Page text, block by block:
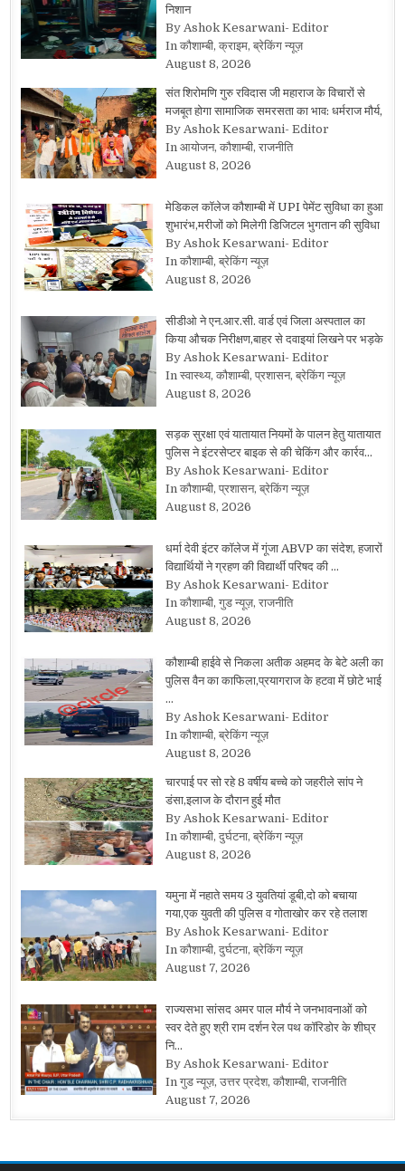
निशान
By Ashok Kesarwani- Editor
In कौशाम्बी, क्राइम, ब्रेकिंग न्यूज़
August 8, 2026
संत शिरोमणि गुरु रविदास जी महाराज के विचारों से
मजबूत होगा सामाजिक समरसता का भाव: धर्मराज मौर्य,
By Ashok Kesarwani- Editor
In आयोजन, कौशाम्बी, राजनीति
August 8, 2026
मेडिकल कॉलेज कौशाम्बी में UPI पेमेंट सुविधा का हुआ
शुभारंभ,मरीजों को मिलेगी डिजिटल भुगतान की सुविधा
By Ashok Kesarwani- Editor
In कौशाम्बी, ब्रेकिंग न्यूज़
August 8, 2026
सीडीओ ने एन.आर.सी. वार्ड एवं जिला अस्पताल का
किया औचक निरीक्षण,बाहर से दवाइयां लिखने पर भड़के
By Ashok Kesarwani- Editor
In स्वास्थ्य, कौशाम्बी, प्रशासन, ब्रेकिंग न्यूज़
August 8, 2026
सड़क सुरक्षा एवं यातायात नियमों के पालन हेतु यातायात
पुलिस ने इंटरसेप्टर बाइक से की चेकिंग और कार्रव…
By Ashok Kesarwani- Editor
In कौशाम्बी, प्रशासन, ब्रेकिंग न्यूज़
August 8, 2026
धर्मा देवी इंटर कॉलेज में गूंजा ABVP का संदेश, हजारों
विद्यार्थियों ने ग्रहण की विद्यार्थी परिषद की …
By Ashok Kesarwani- Editor
In कौशाम्बी, गुड न्यूज़, राजनीति
August 8, 2026
कौशाम्बी हाईवे से निकला अतीक अहमद के बेटे अली का
पुलिस वैन का काफिला,प्रयागराज के हटवा में छोटे भाई
…
By Ashok Kesarwani- Editor
In कौशाम्बी, ब्रेकिंग न्यूज़
August 8, 2026
चारपाई पर सो रहे 8 वर्षीय बच्चे को जहरीले सांप ने
डंसा,इलाज के दौरान हुई मौत
By Ashok Kesarwani- Editor
In कौशाम्बी, दुर्घटना, ब्रेकिंग न्यूज़
August 8, 2026
यमुना में नहाते समय 3 युवतियां डूबी,दो को बचाया
गया,एक युवती की पुलिस व गोताखोर कर रहे तलाश
By Ashok Kesarwani- Editor
In कौशाम्बी, दुर्घटना, ब्रेकिंग न्यूज़
August 7, 2026
राज्यसभा सांसद अमर पाल मौर्य ने जनभावनाओं को
स्वर देते हुए श्री राम दर्शन रेल पथ कॉरिडोर के शीघ्र
नि…
By Ashok Kesarwani- Editor
In गुड न्यूज़, उत्तर प्रदेश, कौशाम्बी, राजनीति
August 7, 2026